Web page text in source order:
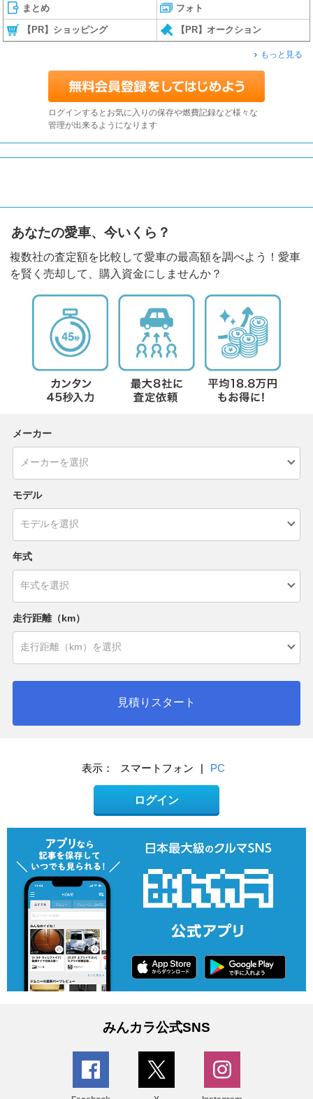
まとめ フォト
【PR】ショッピング 【PR】オークション
もっと見る
ログインするとお気に入りの保存や燃費記録など様々な
管理が出来るようになります
あなたの愛車、今いくら？
複数社の査定額を比較して愛車の最高額を調べよう！愛車
を賢く売却して、購入資金にしませんか？
メーカー
モデル
年式
走行距離（km）
見積りスタート
表示： スマートフォン | PC
ログイン
みんカラ公式SNS